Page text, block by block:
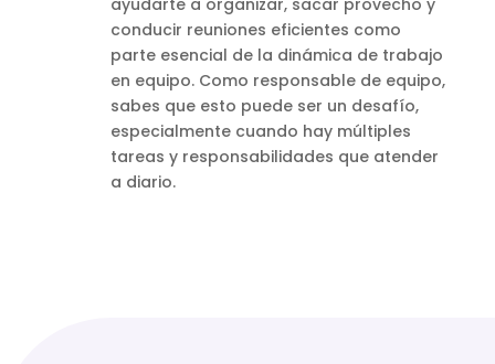
El objetivo de esta herramienta es
ayudarte a organizar, sacar provecho y
conducir reuniones eficientes como
parte esencial de la dinámica de trabajo
en equipo. Como responsable de equipo,
sabes que esto puede ser un desafío,
especialmente cuando hay múltiples